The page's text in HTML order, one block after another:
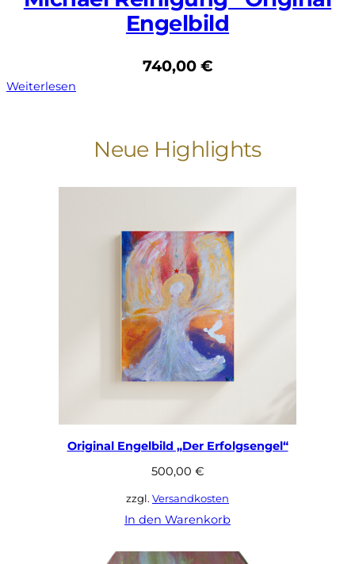
Engelbild
740,00 €
Weiterlesen
Neue Highlights
Original Engelbild „Der Erfolgsengel“
500,00 €
zzgl. Versandkosten
In den Warenkorb